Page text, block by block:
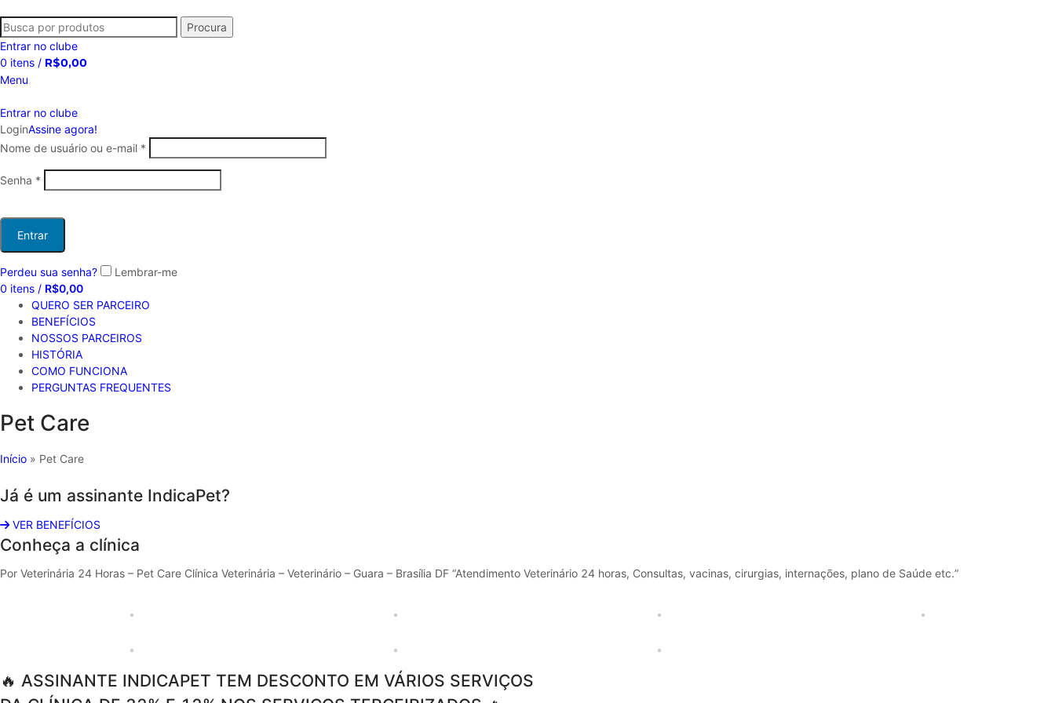
Procura
Entrar no clube
0 itens / R$0,00
Menu
Entrar no clube
LoginAssine agora!
Nome de usuário ou e-mail *
Senha *
Entrar
Perdeu sua senha?
Lembrar-me
0 itens / R$0,00
QUERO SER PARCEIRO
BENEFÍCIOS
NOSSOS PARCEIROS
HISTÓRIA
COMO FUNCIONA
PERGUNTAS FREQUENTES
Pet Care
Início » Pet Care
Já é um assinante IndicaPet?
VER BENEFÍCIOS
Conheça a clínica
Por Veterinária 24 Horas – Pet Care Clínica Veterinária – Veterinário – Guara – Brasília DF “Atendimento Veterinário 24 horas, Consultas, vacinas, cirurgias, internações, plano de Saúde etc.”
🔥 ASSINANTE INDICAPET TEM DESCONTO EM VÁRIOS SERVIÇOS